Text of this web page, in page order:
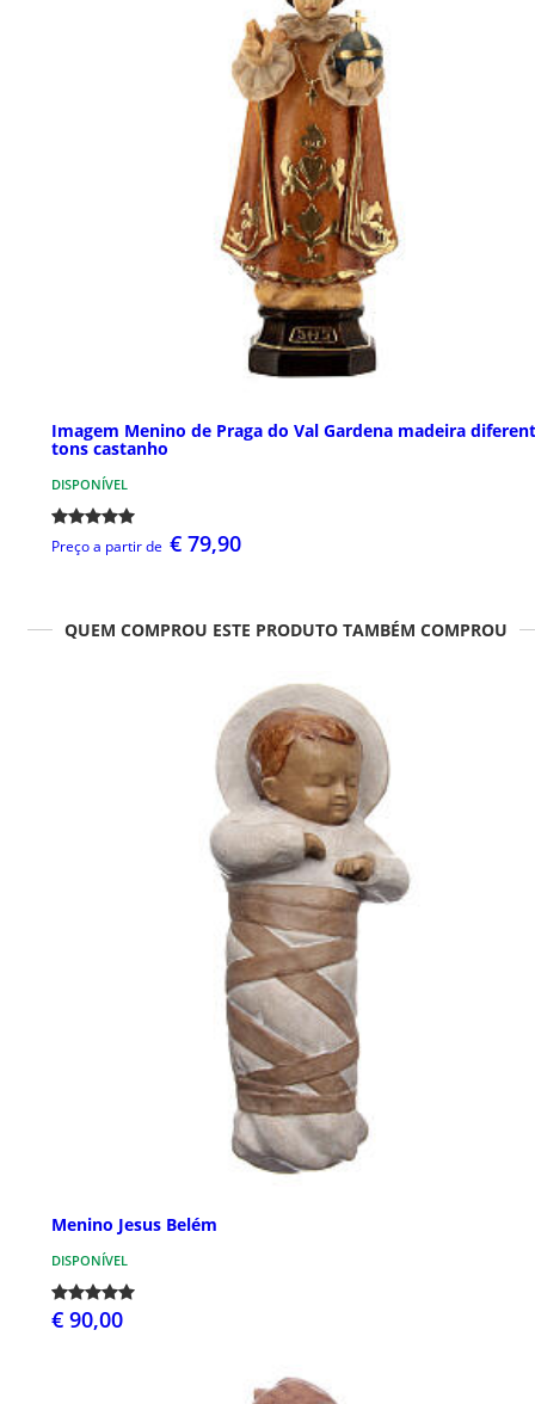
Imagem Menino de Praga do Val Gardena madeira
tons castanho
DISPONÍVEL
Preço a partir de € 79,90
QUEM COMPROU ESTE PRODUTO TAMBÉM COMPROU
Menino Jesus Belém
DISPONÍVEL
€ 90,00